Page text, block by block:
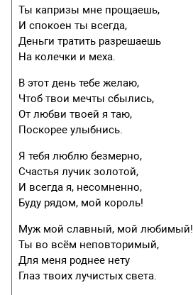
Ты капризы мне прощаешь,
И спокоен ты всегда,
Деньги тратить разрешаешь
На колечки и меха.
В этот день тебе желаю,
Чтоб твои мечты сбылись,
От любви твоей я таю,
Поскорее улыбнись.
Я тебя люблю безмерно,
Счастья лучик золотой,
И всегда я, несомненно,
Буду рядом, мой король!
Муж мой славный, мой любимый!
Ты во всём неповторимый,
Для меня роднее нету
Глаз твоих лучистых света.